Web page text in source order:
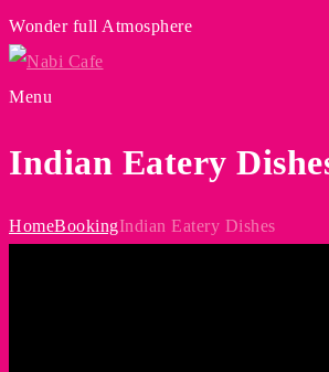
Wonder full Atmosphere
Menu
Indian Eatery
HomeBookingIndian Eatery Dishes